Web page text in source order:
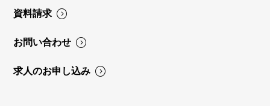
資料請求
お問い合わせ
求人のお申し込み